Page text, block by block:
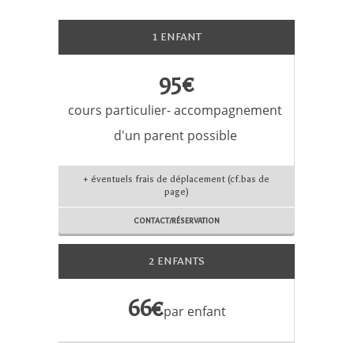
1 ENFANT
95€
cours particulier- accompagnement
d'un parent possible
+ éventuels frais de déplacement (cf.bas de
page)
CONTACT/RÉSERVATION
2 ENFANTS
66€par enfant